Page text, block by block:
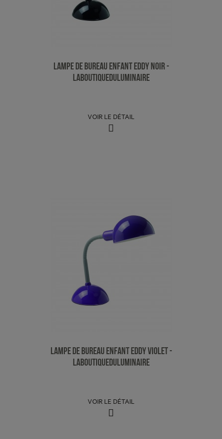
Lampe de Bureau Enfant Eddy Noir -
LaBoutiqueDuLuminaire
VOIR LE DÉTAIL
Lampe de Bureau Enfant Eddy Violet -
LaBoutiqueDuLuminaire
VOIR LE DÉTAIL